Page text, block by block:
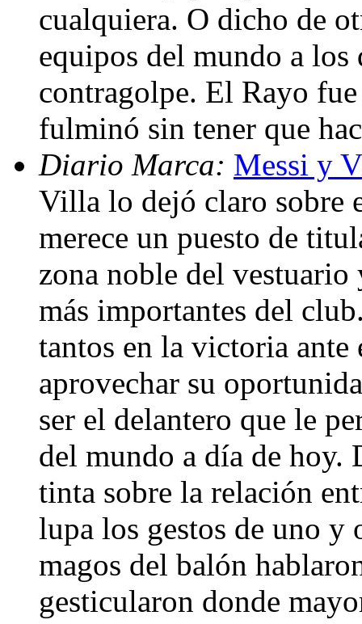
cualquiera. O dicho de
equipos del mundo a los
contragolpe. El Rayo
fulminó sin tener que
Diario Marca: Messi y
Villa lo dejó claro sobre
merece un puesto de
zona noble del
más importantes del
tantos en la victoria
aprovechar su
ser el delantero que le
del mundo a día de hoy.
tinta sobre la relación
lupa los gestos de uno y
magos del balón
gesticularon donde